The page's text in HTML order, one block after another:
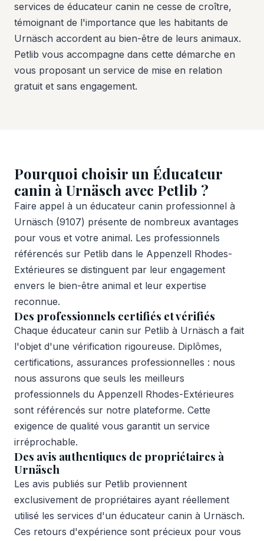
services de éducateur canin ne cesse de croître,
témoignant de l'importance que les habitants de
Urnäsch accordent au bien-être de leurs animaux.
Petlib vous accompagne dans cette démarche en
vous proposant un service de mise en relation
gratuit et sans engagement.
Pourquoi choisir un Éducateur
canin à Urnäsch avec Petlib ?
Faire appel à un éducateur canin professionnel à
Urnäsch (9107) présente de nombreux avantages
pour vous et votre animal. Les professionnels
référencés sur Petlib dans le Appenzell Rhodes-
Extérieures se distinguent par leur engagement
envers le bien-être animal et leur expertise
reconnue.
Des professionnels certifiés et vérifiés
Chaque éducateur canin sur Petlib à Urnäsch a fait
l'objet d'une vérification rigoureuse. Diplômes,
certifications, assurances professionnelles : nous
nous assurons que seuls les meilleurs
professionnels du Appenzell Rhodes-Extérieures
sont référencés sur notre plateforme. Cette
exigence de qualité vous garantit un service
irréprochable.
Des avis authentiques de propriétaires à
Urnäsch
Les avis publiés sur Petlib proviennent
exclusivement de propriétaires ayant réellement
utilisé les services d'un éducateur canin à Urnäsch.
Ces retours d'expérience sont précieux pour vous